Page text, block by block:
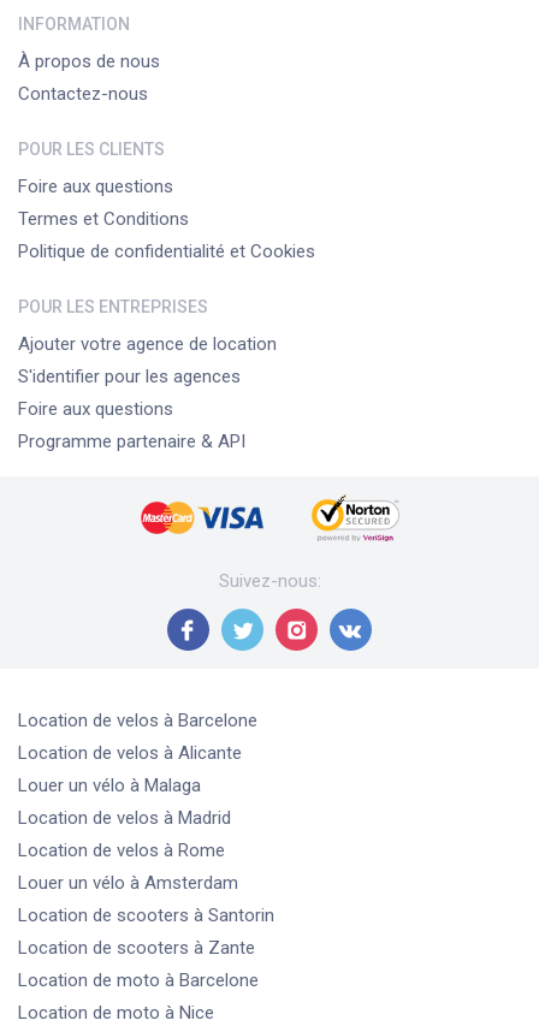
INFORMATION
À propos de nous
Contactez-nous
POUR LES CLIENTS
Foire aux questions
Termes et Conditions
Politique de confidentialité et Cookies
POUR LES ENTREPRISES
Ajouter votre agence de location
S'identifier pour les agences
Foire aux questions
Programme partenaire & API
Suivez-nous:
Location de velos à Barcelone
Location de velos à Alicante
Louer un vélo à Malaga
Location de velos à Madrid
Location de velos à Rome
Louer un vélo à Amsterdam
Location de scooters à Santorin
Location de scooters à Zante
Location de moto à Barcelone
Location de moto à Nice